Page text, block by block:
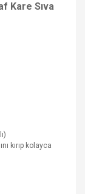
Kare Sıva
kırıp kolayca